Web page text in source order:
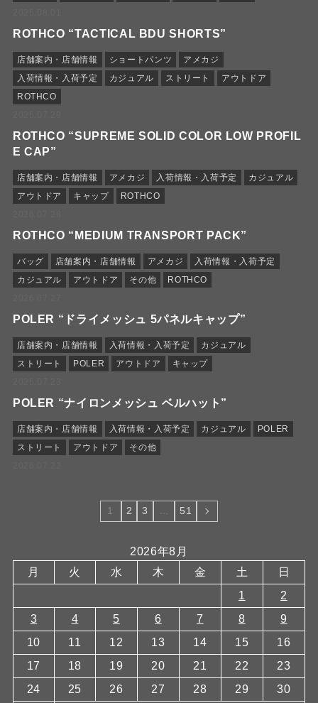
ROTHCO “TACTICAL BDU SHORTS”
店舗案内・店舗情報 ショートパンツ
アメカジ
入荷情報・入荷予定
カジュアル ストリート
アウトドア
ROTHCO
ROTHCO “SUPREME SOLID COLOR LOW PROFIL
E CAP”
店舗案内・店舗情報 アメカジ 入荷情報・入荷予定
カジュアル
アウトドア
キャップ
ROTHCO
ROTHCO “MEDIUM TRANSPORT PACK”
バッグ 店舗案内・店舗情報 アメカジ
入荷情報・入荷予定
カジュアル
アウトドア その他
ROTHCO
POLER “ドライメッシュ 5パネルキャップ”
店舗案内・店舗情報 入荷情報・入荷予定
カジュアル
ストリート
POLER アウトドア
キャップ
POLER “ナイロンメッシュ ベルハット”
店舗案内・店舗情報 入荷情報・入荷予定 カジュアル
POLER
ストリート
アウトドア
その他
1 2 3 51
2026年8月
月
火 水 木 金 土
日
1
2
3
4 5 6 7 8
9
10
11 12 13 14 15
16
17
18 19 20 21 22
23
24
25 26 27 28 29 30